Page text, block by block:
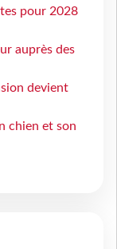
pour 2028
auprès des
devient
chien et son